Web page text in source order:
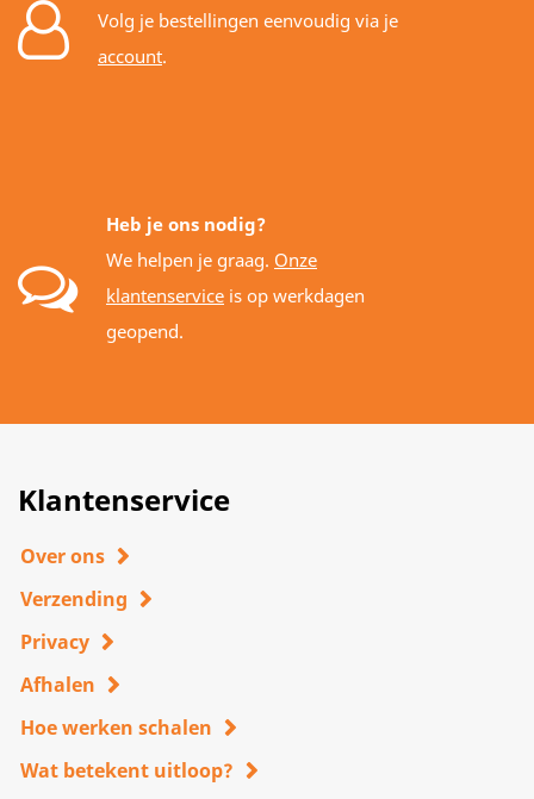
Volg je bestellingen eenvoudig via je
account.
Heb je ons nodig?
We helpen je graag. Onze
klantenservice is op werkdagen
geopend.
Klantenservice
Over ons
Verzending
Privacy
Afhalen
Hoe werken schalen
Wat betekent uitloop?